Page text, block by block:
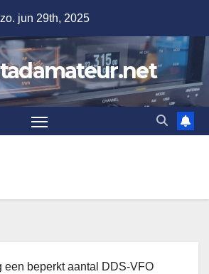
zo. jun 29th, 2025
een beperkt aantal DDS-VFO